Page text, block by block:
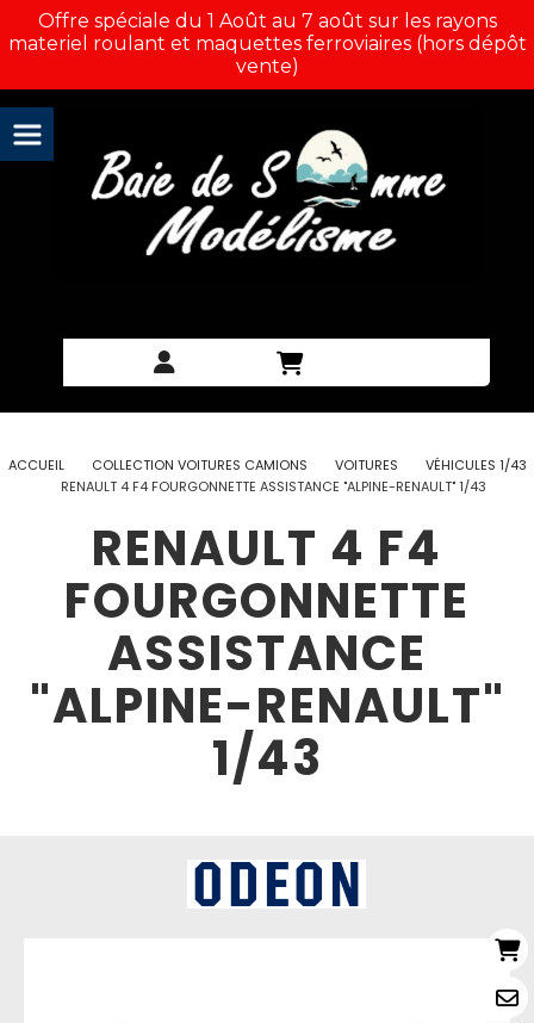
Offre spéciale du 1 Août au 7 août sur les rayons
materiel roulant et maquettes ferroviaires (hors dépôt
vente)
ACCUEIL COLLECTION VOITURES CAMIONS VOITURES
VÉHICULES 1/43
RENAULT 4 F4 FOURGONNETTE ASSISTANCE "ALPINE-RENAULT" 1/43
RENAULT 4 F4
FOURGONNETTE
ASSISTANCE
"ALPINE-RENAULT"
1/43
Panneau de gestion des cookies